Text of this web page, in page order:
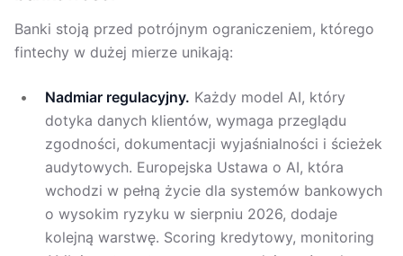
Banki stoją przed potrójnym ograniczeniem, którego
fintechy w dużej mierze unikają:
Nadmiar regulacyjny. Każdy model AI, który
dotyka danych klientów, wymaga przeglądu
zgodności, dokumentacji wyjaśnialności i ścieżek
audytowych. Europejska Ustawa o AI, która
wchodzi w pełną życie dla systemów bankowych
o wysokim ryzyku w sierpniu 2026, dodaje
kolejną warstwę. Scoring kredytowy, monitoring